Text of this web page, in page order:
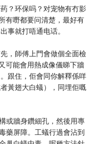
药？环保吗？对宠物有冇影
有嘢都要问清楚，最好有
事就打唔通电话。
，師傅上門會做個全面檢
可能會用熱成像儀睇下牆
跟住，佢會同你解釋係咩
黃翅大白蟻），同埋佢嘅
或牆身鑽細孔，然後用專
藥屏障。工蟻行過會沾到